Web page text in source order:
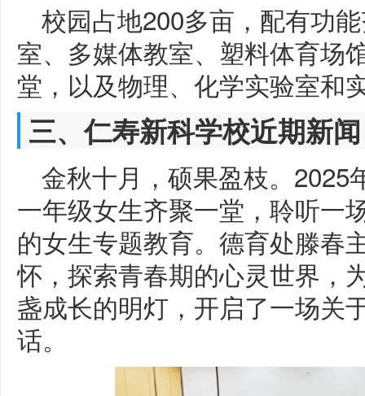
校园占地200多亩，配有功
室、多媒体教室、塑料体育场
堂，以及物理、化学实验室和
三、仁寿新科学校近期新闻
金秋十月，硕果盈枝。2025
一年级女生齐聚一堂，聆听一
的女生专题教育。德育处滕春
怀，探索青春期的心灵世界，
盏成长的明灯，开启了一场关
话。